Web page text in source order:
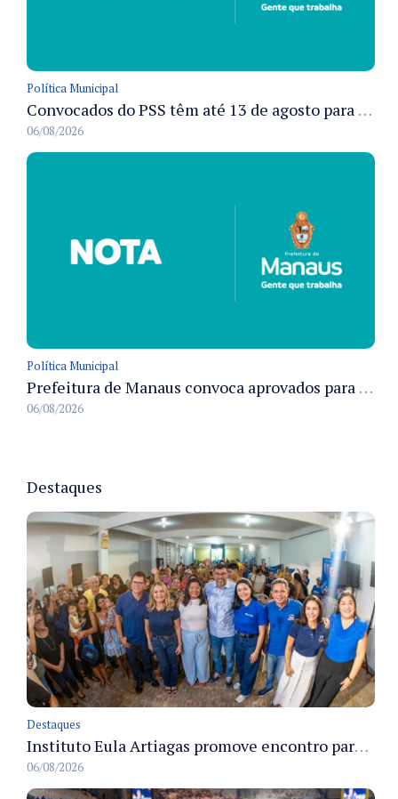
Política Municipal
Convocados do PSS têm até 13 de agosto para cumprir pré-admissionais para vacinação antirrábica animal em Manaus
06/08/2026
Política Municipal
Prefeitura de Manaus convoca aprovados para Campanha de Vacinação Antirrábica Animal e fixa prazo para pré-admissão
06/08/2026
Destaques
Destaques
Instituto Eula Artiagas promove encontro para discutir melhorias para o bairro Petrópolis
06/08/2026